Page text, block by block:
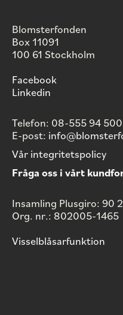
Blomsterfonden
Box 11091
100 61 Stockholm
Facebook
Linkedin
Telefon: 08-555 94 500
E-post:
Vår integritetspolicy
Fråga oss i vårt
Insamling Plusgiro: 90
Org. nr.: 802005-1465
Visselblåsarfunktion